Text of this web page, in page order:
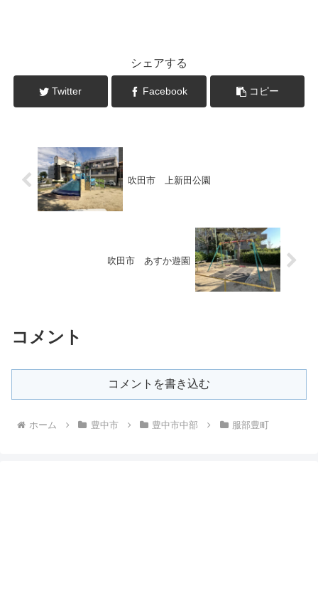
シェアする
Twitter Facebook コピー
吹田市 上新田公園
吹田市 あすか遊園
コメント
コメントを書き込む
ホーム 豊中市 豊中市中部 服部豊町